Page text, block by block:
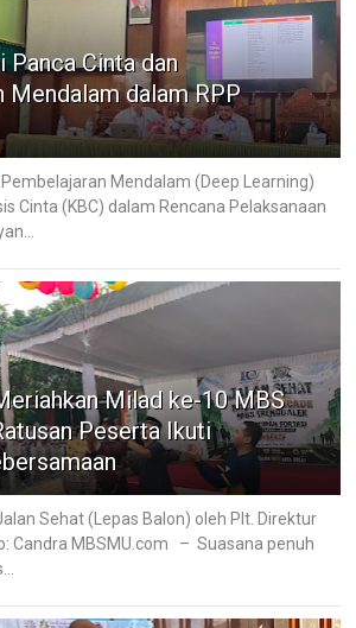
Panca Cinta dan
Mendalam dalam RPP
Mendalam (Deep Learning)
Cinta (KBC) dalam Rencana Pelaksanaan
Milad ke-10 MBS
Peserta Ikuti
Sehat (Lepas Balon) oleh Plt. Direktur
Candra MBSMU.com – Suasana penuh